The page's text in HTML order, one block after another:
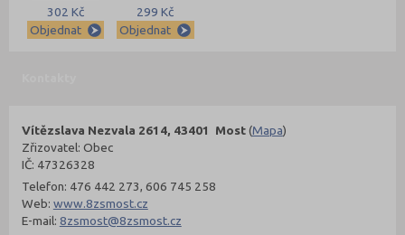
302 Kč
Objednat
299 Kč
Objednat
Vítězslava Nezvala 2614, 43401 Most(Mapa)
Zřizovatel: Obec
IČ: 47326328
Telefon: 476 442 273, 606 745 258
Web: www.8zsmost.cz
E-mail: 8zsmost@8zsmost.cz